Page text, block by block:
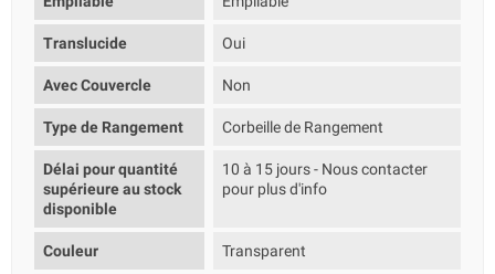
Translucide Oui
Avec Couvercle Non
Type de Rangement Corbeille de Rangement
Délai pour quantité
supérieure au stock
disponible
10 à 15 jours - Nous contacter
pour plus d'info
Couleur Transparent